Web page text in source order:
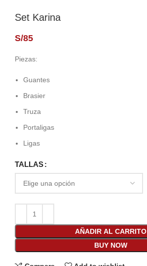
Set Karina
S/85
Piezas:
Guantes
Brasier
Truza
Portaligas
Ligas
TALLAS
AÑADIR AL CARRITO
BUY NOW